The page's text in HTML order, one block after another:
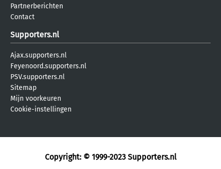
Partnerberichten
Contact
Supporters.nl
Ajax.supporters.nl
Feyenoord.supporters.nl
PSV.supporters.nl
Sitemap
Mijn voorkeuren
Cookie-instellingen
Copyright: © 1999-2023 Supporters.nl